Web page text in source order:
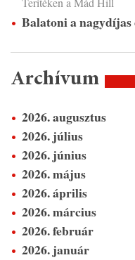
Balatoni a
Archívum
2026. augusztus
2026. július
2026. június
2026. május
2026. április
2026. március
2026. február
2026. január